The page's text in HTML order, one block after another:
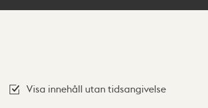
Visa innehåll utan tidsangivelse